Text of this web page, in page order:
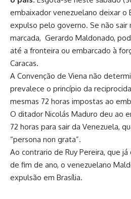
embaixador venezuelano deixar o
expulso pelo governo. Se não sair
marcada, Gerardo Maldonado,
até a fronteira ou embarcado à
Caracas.
A Convenção de Viena não
prevalece o princípio da
mesmas 72 horas impostas ao
O ditador Nicolás Maduro deu ao
72 horas para sair da Venezuela,
“persona non grata”.
Ao contrario de Ruy Pereira, que
de fim de ano, o venezuelano
expulsão em Brasília.